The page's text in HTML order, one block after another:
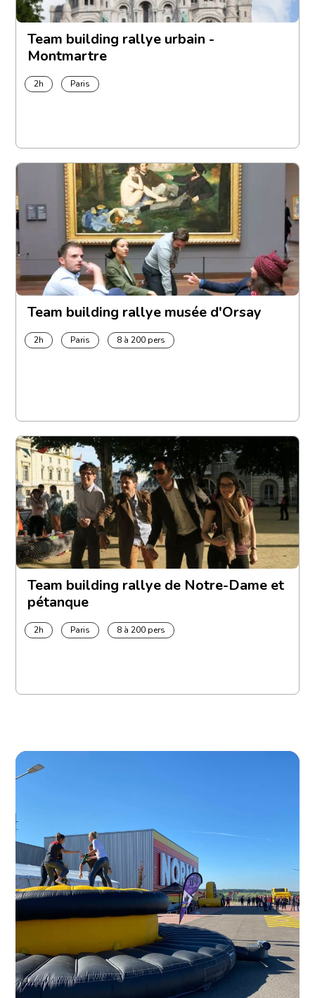
Team building rallye urbain -
Montmartre
2h Paris
Team building rallye musée d'Orsay
2h Paris 8 à 200 pers
Team building rallye de Notre-Dame et
pétanque
2h Paris 8 à 200 pers